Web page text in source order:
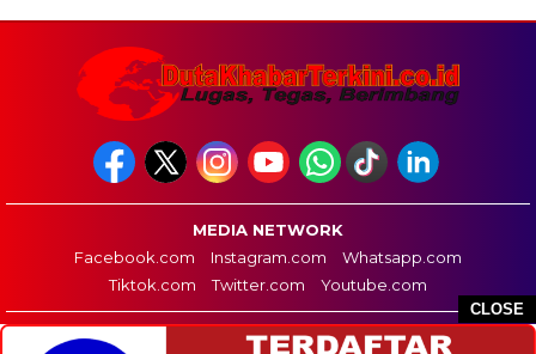
CLOSE
MEDIA NETWORK
Facebook.com
Instagram.com
Whatsapp.com
Tiktok.com
Twitter.com Youtube.com
HOME PEDOMAN MEDIA SIBER